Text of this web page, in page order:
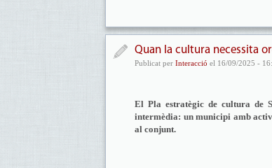
Quan la cultura necessita
Publicat per Interacció el 16/09/2025 -
El Pla estratègic de cultura de
intermèdia: un municipi amb
al conjunt.